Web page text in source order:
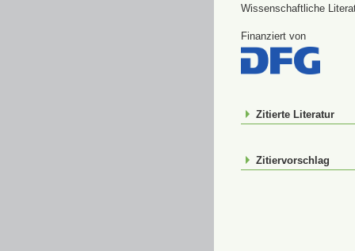
Wissenschaftliche
Finanziert von
Zitierte Literatur
Zitiervorschlag